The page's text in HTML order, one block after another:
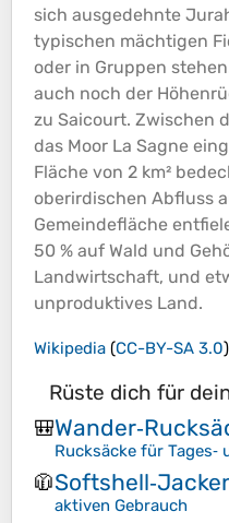
sich ausgedehnte
typischen mächtigen
oder in Gruppen
auch noch der
zu Saicourt. Zwischen
das Moor La Sagne
Fläche von 2 km²
oberirdischen Abfluss
Gemeindefläche
50 % auf Wald und
Landwirtschaft, und
unproduktives Land.
Wikipedia (CC-BY-SA 3.0)
Rüste dich für
🎒
Rucksäcke für
🧥
aktiven Gebrauch